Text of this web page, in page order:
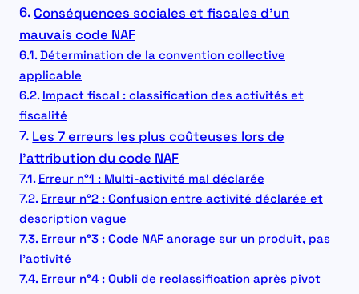
Conséquences sociales et fiscales d’un
mauvais code NAF
Détermination de la convention collective
applicable
Impact fiscal : classification des activités et
fiscalité
Les 7 erreurs les plus coûteuses lors de
l’attribution du code NAF
Erreur n°1 : Multi-activité mal déclarée
Erreur n°2 : Confusion entre activité déclarée et
description vague
Erreur n°3 : Code NAF ancrage sur un produit, pas
l’activité
Erreur n°4 : Oubli de reclassification après pivot